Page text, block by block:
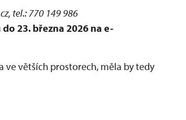
tel.: 770 149 986
23. března 2026 na e-
větších prostorech, měla by tedy